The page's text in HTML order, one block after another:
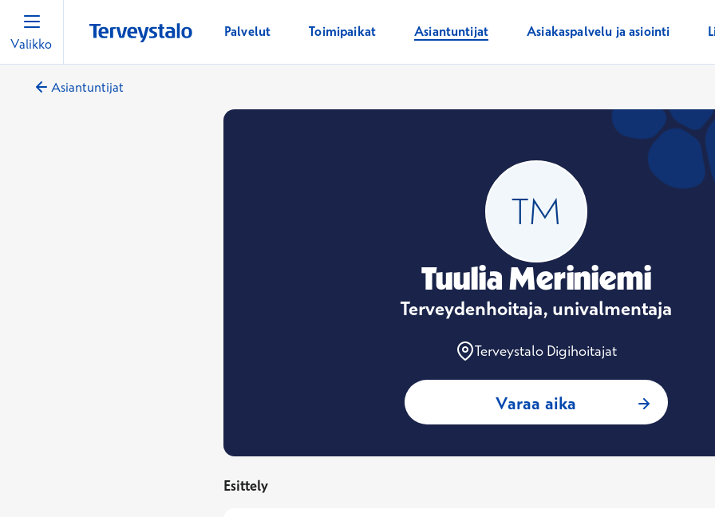
Valikko
Palvelut Toimipaikat Asiantuntijat Asiakaspalvelu ja asiointi
Asiantuntijat
Tuulia Meriniemi
Terveydenhoitaja, univalmentaja
Terveystalo Digihoitajat
Varaa aika : Tuulia
Esittely